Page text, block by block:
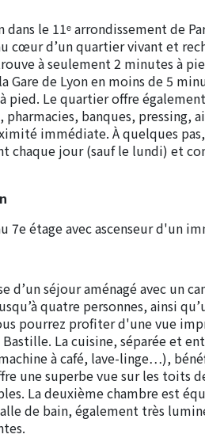
le 11ᵉ arrondissement de
cœur d’un quartier vivant et
à seulement 2 minutes à
de Lyon en moins de 5
pied. Le quartier offre
banques, pressing,
immédiate. À quelques
chaque jour (sauf le lundi) et
7e étage avec ascenseur d'un
d’un séjour aménagé avec un
quatre personnes, ainsi
pourrez profiter d'une vue
La cuisine, séparée et
à café, lave-linge…),
une superbe vue sur les toits
La deuxième chambre est
de bain, également très